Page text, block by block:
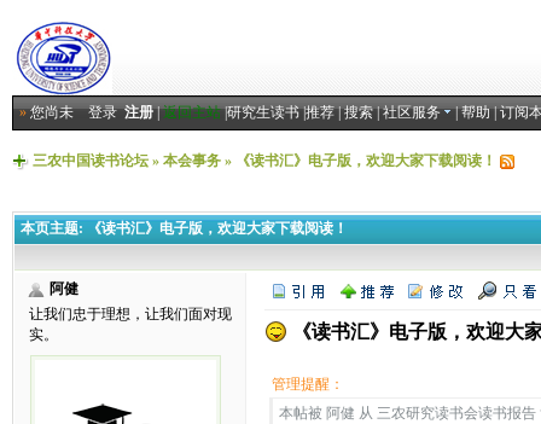
»您尚未登录 注册|返回主站|研究生读书|推荐|搜索|社区服务 |帮助|订阅
三农中国读书论坛» 本会事务» 《读书汇》电子版，欢迎大家下载阅读！
本页主题: 《读书汇》电子版，欢迎大家下载阅读！
阿健
让我们忠于理想，让我们面对现
实。
《读书汇》电子版，欢迎大
管理提醒：
本帖被 阿健 从 三农研究读书会读书报